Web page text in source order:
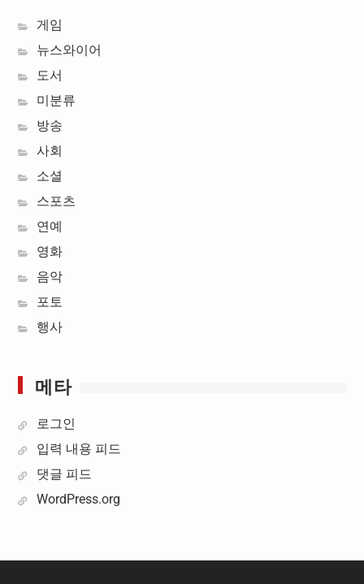
게임
뉴스와이어
도서
미분류
방송
사회
소셜
스포츠
연예
영화
음악
포토
행사
메타
로그인
입력 내용 피드
댓글 피드
WordPress.org